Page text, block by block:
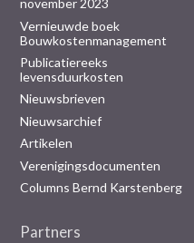
november 2023
Vernieuwde boek
Bouwkostenmanagement
Publicatiereeks
levensduurkosten
Nieuwsbrieven
Nieuwsarchief
Artikelen
Verenigingsdocumenten
Columns Bernd Karstenberg
Partners